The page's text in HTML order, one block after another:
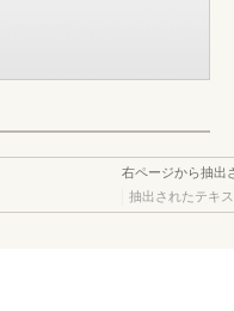
右ページから抽出
抽出されたテキ